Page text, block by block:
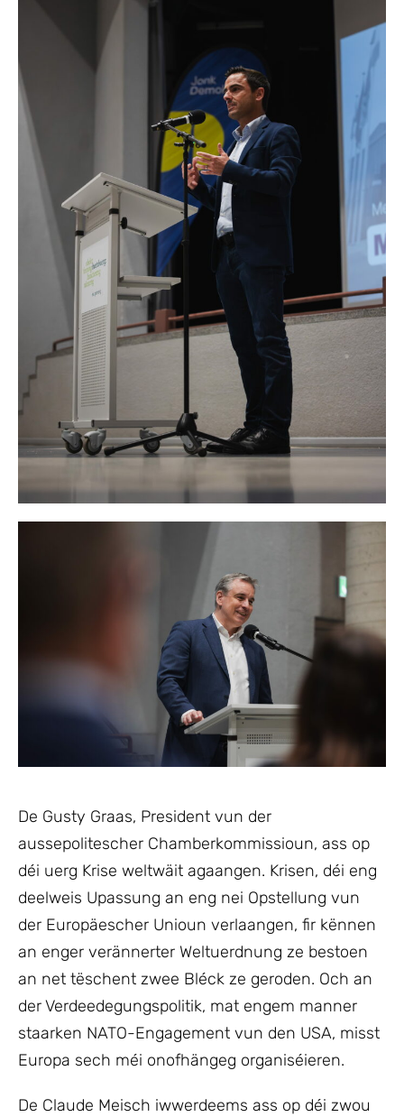
De Gusty Graas, President vun der
aussepolitescher Chamberkommissioun, ass op
déi uerg Krise weltwäit agaangen. Krisen, déi eng
deelweis Upassung an eng nei Opstellung vun
der Europäescher Unioun verlaangen, fir kënnen
an enger verännerter Weltuerdnung ze bestoen
an net tëschent zwee Bléck ze geroden. Och an
der Verdeedegungspolitik, mat engem manner
staarken NATO-Engagement vun den USA, misst
Europa sech méi onofhängeg organiséieren.
De Claude Meisch iwwerdeems ass op déi zwou